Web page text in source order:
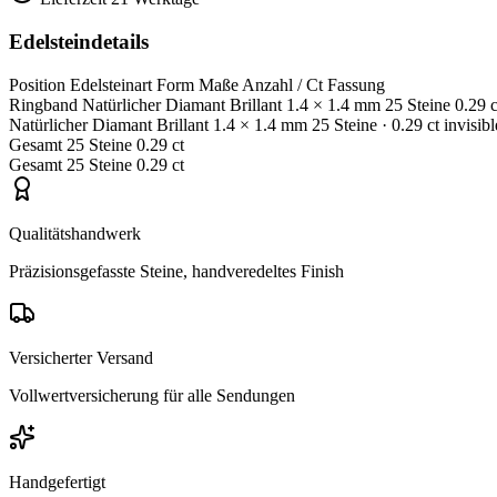
Edelsteindetails
Position Edelsteinart Form Maße Anzahl / Ct Fassung
Ringband Natürlicher Diamant Brillant 1.4 × 1.4 mm 25 Steine 0.29
Natürlicher Diamant Brillant 1.4 × 1.4 mm 25 Steine · 0.29 ct
Gesamt 25 Steine 0.29 ct
Gesamt 25 Steine 0.29 ct
Qualitätshandwerk
Präzisionsgefasste Steine, handveredeltes Finish
Versicherter Versand
Vollwertversicherung für alle Sendungen
Handgefertigt